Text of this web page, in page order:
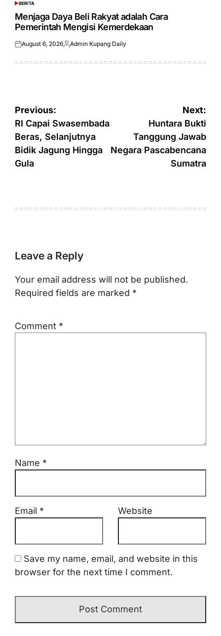
POSTED
IN
BERITA
Menjaga Daya Beli Rakyat adalah Cara
Pemerintah Mengisi Kemerdekaan
Posted
August 6, 2026Posted
Admin Kupang Daily
Post
navigation
Previous:
RI Capai Swasembada
Beras, Selanjutnya
Bidik Jagung Hingga
Gula
Next:
Huntara Bukti
Tanggung Jawab
Negara Pascabencana
Sumatra
Leave a Reply
Your email address will not be published.
Required fields are marked *
Comment *
Name *
Email * Website
Save my name, email, and website in this
browser for the next time I comment.